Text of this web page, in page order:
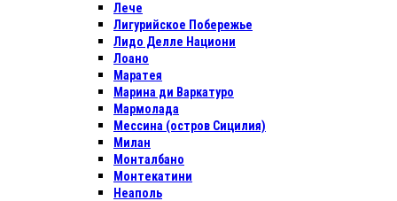
Лече
Лигурийское Побережье
Лидо Делле Национи
Лоано
Маратея
Марина ди Варкатуро
Мармолада
Мессина (остров Сицилия)
Милан
Монталбано
Монтекатини
Неаполь